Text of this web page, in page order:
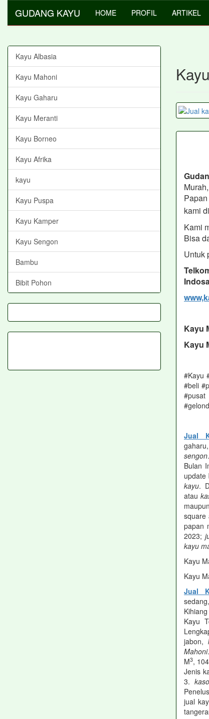
GUDANG KAYU HOME PROFIL ARTIKEL
kami di
Kami
Bisa
Untuk
Kayu
Kayu
#Kayu
#beli
Jual
gaharu,
sengon
Bulan
update
kayu.
atau
papan
2023;
kayu
Kayu
Kayu
Jual
sedang,
Kayu
jabon,
Mahoni
M3,
Jenis
3. kaso
jual
Kayu Albasia
Kayu Mahoni
Kayu Gaharu
Kayu Meranti
Kayu Borneo
Kayu Afrika
kayu
Kayu Puspa
Kayu Kamper
Kayu Sengon
Bambu
Bibit Pohon